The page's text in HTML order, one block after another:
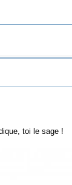
toi le sage !